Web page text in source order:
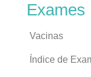
Exames
Vacinas
Índice de